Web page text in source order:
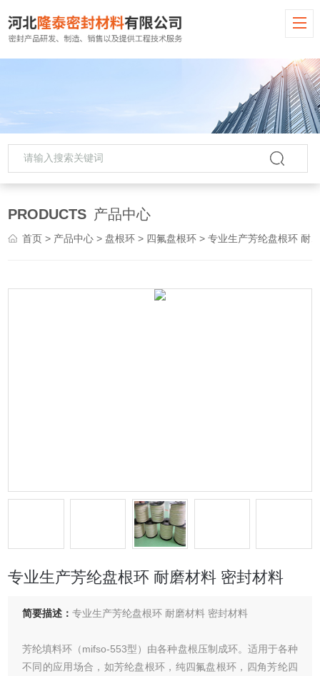
PRODUCTS 产品中心
首页 > 产品中心 > 盘根环 > 四氟盘根环 > 专业生产芳纶盘根环 耐磨材料 密封材料
专业生产芳纶盘根环 耐磨材料 密封材料
简要描述：专业生产芳纶盘根环 耐磨材料 密封材料
芳纶填料环（mifso-553型）由各种盘根压制成环。适用于各种
不同的应用场合，如芳纶盘根环，纯四氟盘根环，四角芳纶四